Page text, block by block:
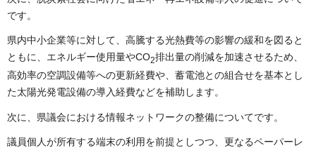
です。
県内中小企業等に対して、高騰する光熱費等の影響の緩和を図ると
ともに、エネルギー使用量やCO2排出量の削減を加速させるため、
高効率の空調設備等への更新経費や、蓄電池との組合せを基本とし
た太陽光発電設備の導入経費などを補助します。
次に、県議会における情報ネットワークの整備についてです。
議員個人が所有する端末の利用を前提としつつ、更なるペーパーレ